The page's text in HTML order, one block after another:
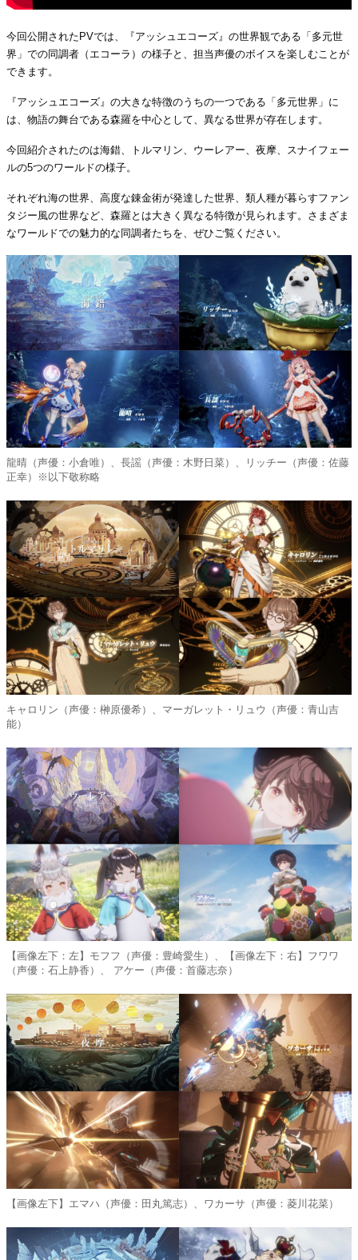
今回公開されたPVでは、『アッシュエコーズ』の世界観である「多元世
界」での同調者（エコーラ）の様子と、担当声優のボイスを楽しむことが
できます。
『アッシュエコーズ』の大きな特徴のうちの一つである「多元世界」に
は、物語の舞台である森羅を中心として、異なる世界が存在します。
今回紹介されたのは海錯、トルマリン、ウーレアー、夜摩、スナイフェー
ルの5つのワールドの様子。
それぞれ海の世界、高度な錬金術が発達した世界、類人種が暮らすファン
タジー風の世界など、森羅とは大きく異なる特徴が見られます。さまざま
なワールドでの魅力的な同調者たちを、ぜひご覧ください。
龍晴（声優：小倉唯）、長謡（声優：木野日菜）、リッチー（声優：佐藤
正幸）※以下敬称略
キャロリン（声優：榊原優希）、マーガレット・リュウ（声優：青山吉
能）
【画像左下：左】モフフ（声優：豊崎愛生）、【画像左下：右】フワワ
（声優：石上静香）、 アケー（声優：首藤志奈）
【画像左下】エマハ（声優：田丸篤志）、ワカーサ（声優：菱川花菜）